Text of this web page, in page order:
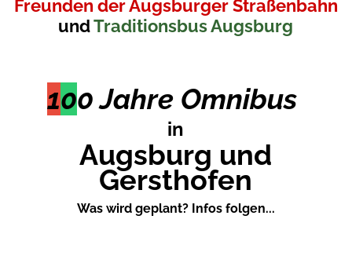
Freunden der Augsburger Straßenbahn
undTraditionsbus Augsburg
100Jahre Omnibus
in
Augsburg und
Gersthofen
Was wird geplant? Infos folgen...